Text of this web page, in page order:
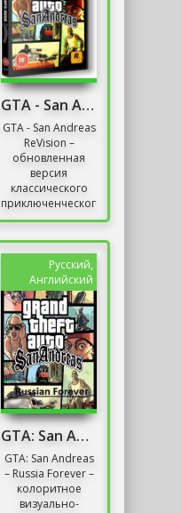
GTA - San Andreas 2020 Remastered
GTA - San Andreas
ReVision –
обновленная
версия
классического
приключенческого
боевика от
неофициальной
командой...
Русский,
Английский
GTA: San Andreas – Russia Forever
GTA: San Andreas
– Russia Forever –
колоритное
визуально-